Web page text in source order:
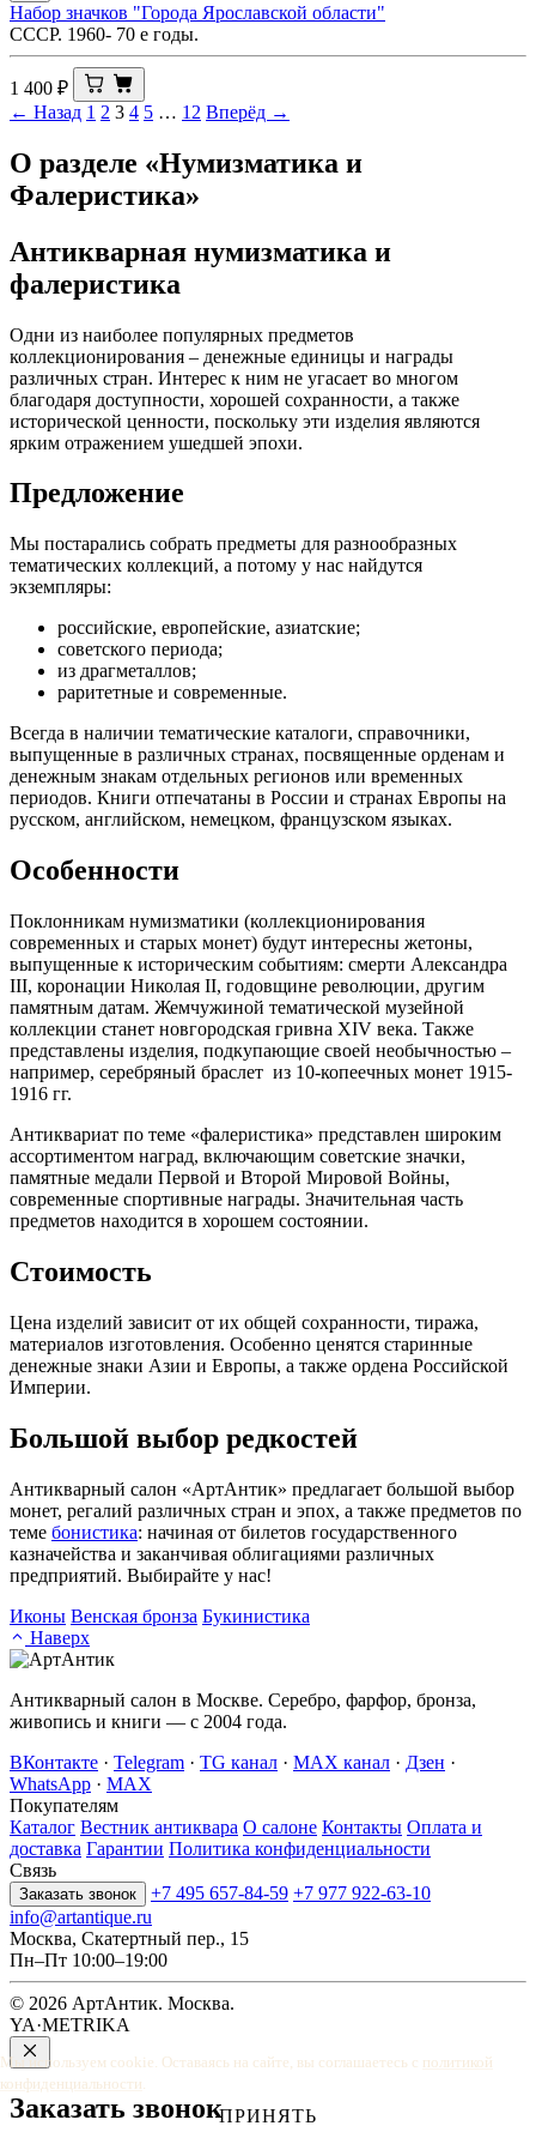
Набор значков "Города Ярославской области"
СССР. 1960- 70 е годы.
1 400 ₽
← Назад 1 2 3 4 5 … 12 Вперёд →
О разделе «Нумизматика и
Фалеристика»
Антикварная нумизматика и
фалеристика
Одни из наиболее популярных предметов
коллекционирования – денежные единицы и награды
различных стран. Интерес к ним не угасает во многом
благодаря доступности, хорошей сохранности, а также
исторической ценности, поскольку эти изделия являются
ярким отражением ушедшей эпохи.
Предложение
Мы постарались собрать предметы для разнообразных
тематических коллекций, а потому у нас найдутся
экземпляры:
российские, европейские, азиатские;
советского периода;
из драгметаллов;
раритетные и современные.
Всегда в наличии тематические каталоги, справочники,
выпущенные в различных странах, посвященные орденам и
денежным знакам отдельных регионов или временных
периодов. Книги отпечатаны в России и странах Европы на
русском, английском, немецком, французском языках.
Особенности
Поклонникам нумизматики (коллекционирования
современных и старых монет) будут интересны жетоны,
выпущенные к историческим событиям: смерти Александра
III, коронации Николая II, годовщине революции, другим
памятным датам. Жемчужиной тематической музейной
коллекции станет новгородская гривна XIV века. Также
представлены изделия, подкупающие своей необычностью –
например, серебряный браслет из 10-копеечных монет 1915-
1916 гг.
Антиквариат по теме «фалеристика» представлен широким
ассортиментом наград, включающим советские значки,
памятные медали Первой и Второй Мировой Войны,
современные спортивные награды. Значительная часть
предметов находится в хорошем состоянии.
Стоимость
Цена изделий зависит от их общей сохранности, тиража,
материалов изготовления. Особенно ценятся старинные
денежные знаки Азии и Европы, а также ордена Российской
Империи.
Большой выбор редкостей
Антикварный салон «АртАнтик» предлагает большой выбор
монет, регалий различных стран и эпох, а также предметов по
теме бонистика: начиная от билетов государственного
казначейства и заканчивая облигациями различных
предприятий. Выбирайте у нас!
Иконы Венская бронза Букинистика
Наверх
Антикварный салон в Москве. Серебро, фарфор, бронза,
живопись и книги — с 2004 года.
ВКонтакте · Telegram · TG канал · MAX канал · Дзен ·
WhatsApp · MAX
Покупателям
Каталог Вестник антиквара О салоне Контакты Оплата и
доставка Гарантии Политика конфиденциальности
Связь
Заказать звонок +7 495 657-84-59 +7 977 922-63-10
info@artantique.ru
Москва, Скатертный пер., 15
Пн–Пт 10:00–19:00
© 2026 АртАнтик. Москва.
YA·METRIKA
Заказать звонок
Мы используем cookie. Оставаясь на сайте, вы соглашаетесь с политикой
конфиденциальности.
ПРИНЯТЬ